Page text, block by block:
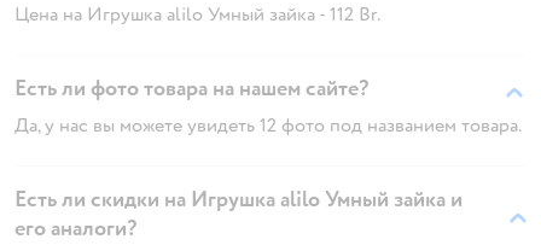
Цена на Игрушка alilo Умный зайка - 112 Br.
Есть ли фото товара на нашем сайте?
Да, у нас вы можете увидеть 12 фото под названием товара.
Есть ли скидки на Игрушка alilo Умный зайка и
его аналоги?